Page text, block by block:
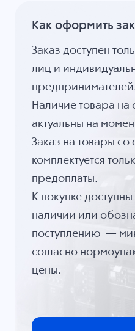
Как оформить
Заказ доступен
лиц и
Наличие товара на
актуальны на
Заказ на товары со
комплектуется
предоплаты.
К покупке
наличии или
поступлению —
согласно
цены.